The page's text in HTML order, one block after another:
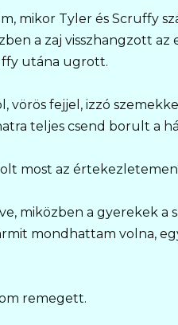
mikor Tyler és Scruffy
a zaj visszhangzott az
utána ugrott.
vörös fejjel, izzó
teljes csend borult a
most az
miközben a gyerekek a
mondhattam volna,
remegett.